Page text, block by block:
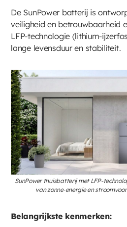
De SunPower batterij is
veiligheid en betrouwbaarheid
LFP-technologie (lithium-
lange levensduur en stabiliteit.
SunPower thuisbatterij met LFP-
van zonne‑energie en
Belangrijkste kenmerken: